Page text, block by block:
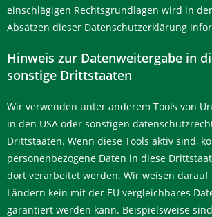
einschlägigen Rechtsgrundlagen wird in
Absätzen dieser Datenschutzerklärung
Hinweis zur Datenweitergabe in
sonstige Drittstaaten
Wir verwenden unter anderem Tools von
in den USA oder sonstigen
Drittstaaten. Wenn diese Tools aktiv sind,
personenbezogene Daten in diese
dort verarbeitet werden. Wir weisen darauf
Ländern kein mit der EU vergleichbares
garantiert werden kann. Beispielsweise